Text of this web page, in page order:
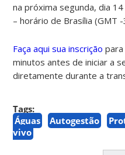
na próxima segunda, dia
– horário de Brasília (GMT -
Faça aqui sua inscrição
minutos antes de iniciar a
diretamente durante a
Tags:
Águas
Autogestão
vivo